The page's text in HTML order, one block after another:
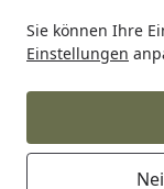
Sie können Ihre
Einstellungen
Startseite
Auto & Zweirad